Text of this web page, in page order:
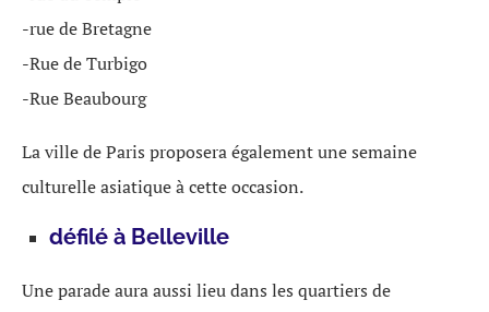
-rue de Bretagne
-Rue de Turbigo
-Rue Beaubourg
La ville de Paris proposera également une semaine
culturelle asiatique à cette occasion.
défilé à Belleville
Une parade aura aussi lieu dans les quartiers de